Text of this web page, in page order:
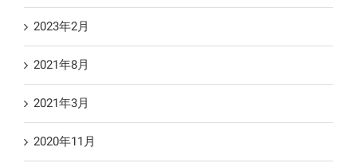
2023年2月
2021年8月
2021年3月
2020年11月